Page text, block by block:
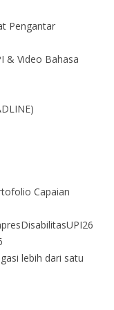
Pengantar
& Video Bahasa
Capaian
lebih dari satu